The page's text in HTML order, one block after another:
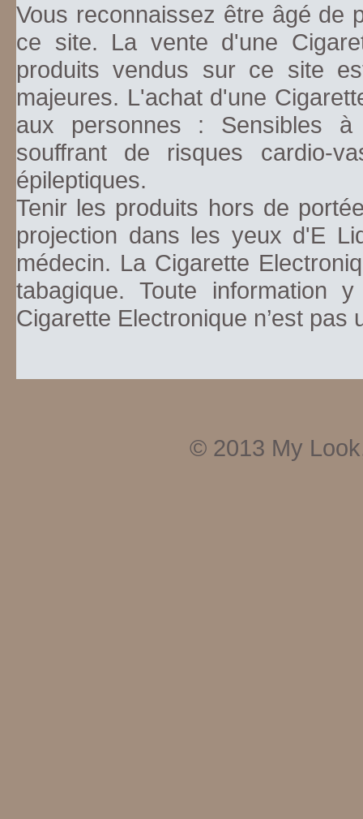
Vous reconnaissez être âgé de
ce site. La vente d'une
produits vendus sur ce site
majeures. L'achat d'une
aux personnes : Sensibles
souffrant de risques cardio-
épileptiques.
Tenir les produits hors de
projection dans les yeux d'E
médecin. La Cigarette
tabagique. Toute information
Cigarette Electronique n’est pas
© 2013 My Look